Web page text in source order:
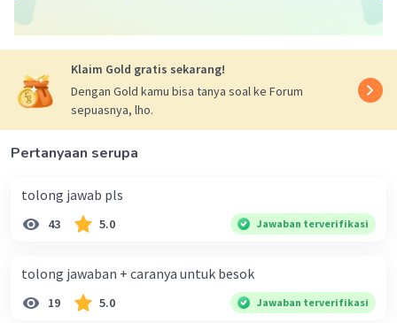
Klaim Gold gratis sekarang!
Dengan Gold kamu bisa tanya soal ke Forum
sepuasnya, lho.
Pertanyaan serupa
tolong jawab pls
43 5.0 Jawaban terverifikasi
tolong jawaban + caranya untuk besok
19 5.0 Jawaban terverifikasi